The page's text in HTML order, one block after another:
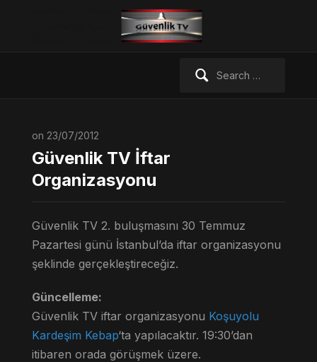
on 23/07/2012
Güvenlik TV İftar
Organizasyonu
Güvenlik TV 2. buluşmasını 30 Temmuz
Pazartesi günü İstanbul’da iftar organizasyonu
şeklinde gerçekleştireceğiz.
Güncelleme:
Güvenlik TV iftar organizasyonu Koşuyolu
Kardeşim Kebap‘ta yapılacaktır. 19:30’dan
itibaren orada görüşmek üzere.